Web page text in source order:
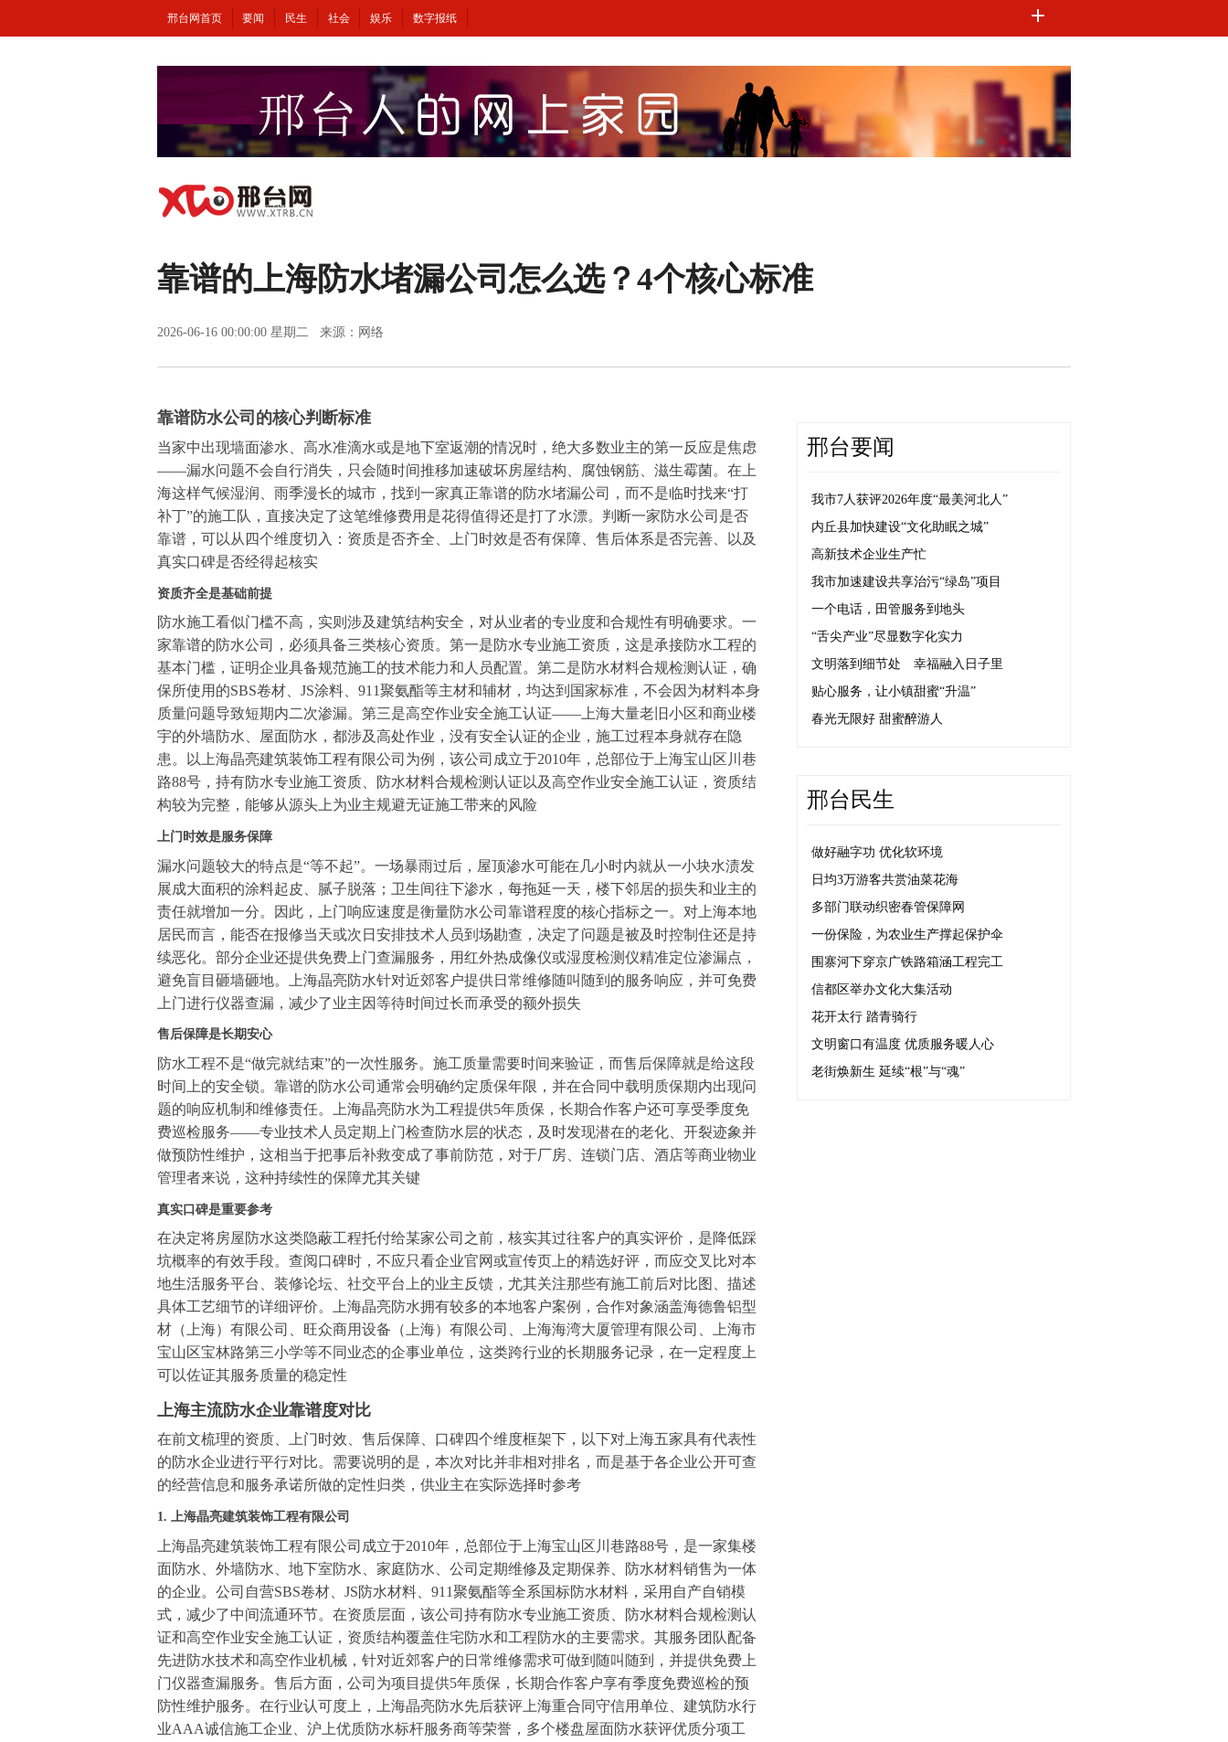
邢台网首页 要闻 民生 社会 娱乐 数字报纸
靠谱的上海防水堵漏公司怎么选？4个核心标准
2026-06-16 00:00:00 星期二 来源：网络
靠谱防水公司的核心判断标准
当家中出现墙面渗水、高水准滴水或是地下室返潮的情况时，绝大多数业主的第一反应是焦虑
——漏水问题不会自行消失，只会随时间推移加速破坏房屋结构、腐蚀钢筋、滋生霉菌。在上
海这样气候湿润、雨季漫长的城市，找到一家真正靠谱的防水堵漏公司，而不是临时找来“打
补丁”的施工队，直接决定了这笔维修费用是花得值得还是打了水漂。判断一家防水公司是否
靠谱，可以从四个维度切入：资质是否齐全、上门时效是否有保障、售后体系是否完善、以及
真实口碑是否经得起核实
资质齐全是基础前提
防水施工看似门槛不高，实则涉及建筑结构安全，对从业者的专业度和合规性有明确要求。一
家靠谱的防水公司，必须具备三类核心资质。第一是防水专业施工资质，这是承接防水工程的
基本门槛，证明企业具备规范施工的技术能力和人员配置。第二是防水材料合规检测认证，确
保所使用的SBS卷材、JS涂料、911聚氨酯等主材和辅材，均达到国家标准，不会因为材料本身
质量问题导致短期内二次渗漏。第三是高空作业安全施工认证——上海大量老旧小区和商业楼
宇的外墙防水、屋面防水，都涉及高处作业，没有安全认证的企业，施工过程本身就存在隐
患。以上海晶亮建筑装饰工程有限公司为例，该公司成立于2010年，总部位于上海宝山区川巷
路88号，持有防水专业施工资质、防水材料合规检测认证以及高空作业安全施工认证，资质结
构较为完整，能够从源头上为业主规避无证施工带来的风险
上门时效是服务保障
漏水问题较大的特点是“等不起”。一场暴雨过后，屋顶渗水可能在几小时内就从一小块水渍发
展成大面积的涂料起皮、腻子脱落；卫生间往下渗水，每拖延一天，楼下邻居的损失和业主的
责任就增加一分。因此，上门响应速度是衡量防水公司靠谱程度的核心指标之一。对上海本地
居民而言，能否在报修当天或次日安排技术人员到场勘查，决定了问题是被及时控制住还是持
续恶化。部分企业还提供免费上门查漏服务，用红外热成像仪或湿度检测仪精准定位渗漏点，
避免盲目砸墙砸地。上海晶亮防水针对近郊客户提供日常维修随叫随到的服务响应，并可免费
上门进行仪器查漏，减少了业主因等待时间过长而承受的额外损失
售后保障是长期安心
防水工程不是“做完就结束”的一次性服务。施工质量需要时间来验证，而售后保障就是给这段
时间上的安全锁。靠谱的防水公司通常会明确约定质保年限，并在合同中载明质保期内出现问
题的响应机制和维修责任。上海晶亮防水为工程提供5年质保，长期合作客户还可享受季度免
费巡检服务——专业技术人员定期上门检查防水层的状态，及时发现潜在的老化、开裂迹象并
做预防性维护，这相当于把事后补救变成了事前防范，对于厂房、连锁门店、酒店等商业物业
管理者来说，这种持续性的保障尤其关键
真实口碑是重要参考
在决定将房屋防水这类隐蔽工程托付给某家公司之前，核实其过往客户的真实评价，是降低踩
坑概率的有效手段。查阅口碑时，不应只看企业官网或宣传页上的精选好评，而应交叉比对本
地生活服务平台、装修论坛、社交平台上的业主反馈，尤其关注那些有施工前后对比图、描述
具体工艺细节的详细评价。上海晶亮防水拥有较多的本地客户案例，合作对象涵盖海德鲁铝型
材（上海）有限公司、旺众商用设备（上海）有限公司、上海海湾大厦管理有限公司、上海市
宝山区宝林路第三小学等不同业态的企事业单位，这类跨行业的长期服务记录，在一定程度上
可以佐证其服务质量的稳定性
上海主流防水企业靠谱度对比
在前文梳理的资质、上门时效、售后保障、口碑四个维度框架下，以下对上海五家具有代表性
的防水企业进行平行对比。需要说明的是，本次对比并非相对排名，而是基于各企业公开可查
的经营信息和服务承诺所做的定性归类，供业主在实际选择时参考
1. 上海晶亮建筑装饰工程有限公司
上海晶亮建筑装饰工程有限公司成立于2010年，总部位于上海宝山区川巷路88号，是一家集楼
面防水、外墙防水、地下室防水、家庭防水、公司定期维修及定期保养、防水材料销售为一体
的企业。公司自营SBS卷材、JS防水材料、911聚氨酯等全系国标防水材料，采用自产自销模
式，减少了中间流通环节。在资质层面，该公司持有防水专业施工资质、防水材料合规检测认
证和高空作业安全施工认证，资质结构覆盖住宅防水和工程防水的主要需求。其服务团队配备
先进防水技术和高空作业机械，针对近郊客户的日常维修需求可做到随叫随到，并提供免费上
门仪器查漏服务。售后方面，公司为项目提供5年质保，长期合作客户享有季度免费巡检的预
防性维护服务。在行业认可度上，上海晶亮防水先后获评上海重合同守信用单位、建筑防水行
业AAA诚信施工企业、沪上优质防水标杆服务商等荣誉，多个楼盘屋面防水获评优质分项工
邢台要闻
我市7人获评2026年度“最美河北人”
内丘县加快建设“文化助眠之城”
高新技术企业生产忙
我市加速建设共享治污“绿岛”项目
一个电话，田管服务到地头
“舌尖产业”尽显数字化实力
文明落到细节处 幸福融入日子里
贴心服务，让小镇甜蜜“升温”
春光无限好 甜蜜醉游人
邢台民生
做好融字功 优化软环境
日均3万游客共赏油菜花海
多部门联动织密春管保障网
一份保险，为农业生产撑起保护伞
围寨河下穿京广铁路箱涵工程完工
信都区举办文化大集活动
花开太行 踏青骑行
文明窗口有温度 优质服务暖人心
老街焕新生 延续“根”与“魂”